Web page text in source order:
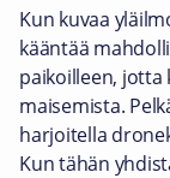
Kun kuvaa
kääntää
paikoilleen, jotta
maisemista.
harjoitella
Kun tähän